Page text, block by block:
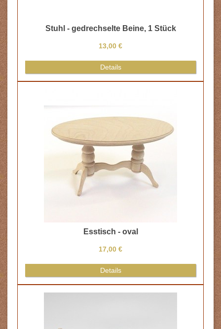
Stuhl - gedrechselte Beine, 1 Stück
13,00 €
Details
Esstisch - oval
17,00 €
Details